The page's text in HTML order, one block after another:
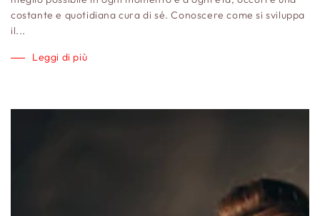
costante e quotidiana cura di sé. Conoscere come si sviluppa
il...
Leggi di più